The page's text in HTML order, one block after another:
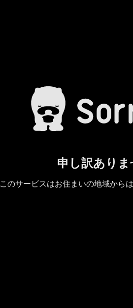
申し訳ありま
このサービスはお住まいの地域から